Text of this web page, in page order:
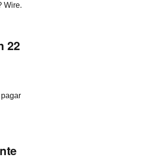
Wire.
22